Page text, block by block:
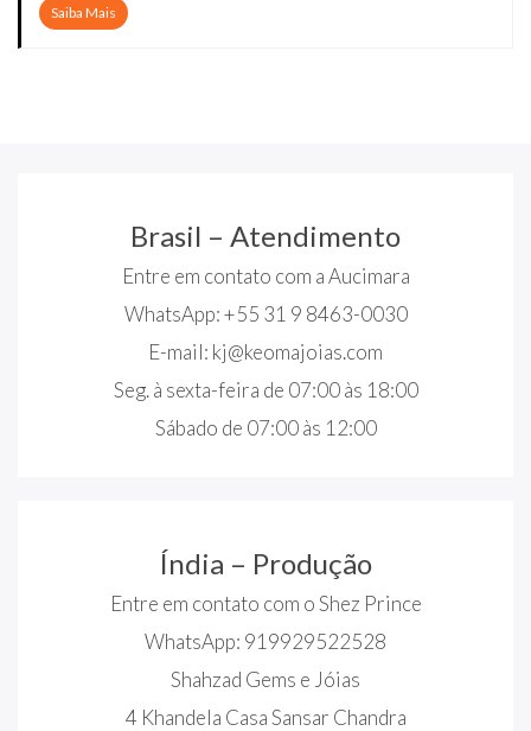
Saiba Mais
Brasil – Atendimento
Entre em contato com a Aucimara
WhatsApp: +55 31 9 8463-0030
E-mail: kj@keomajoias.com
Seg. à sexta-feira de 07:00 às 18:00
Sábado de 07:00 às 12:00
Índia – Produção
Entre em contato com o Shez Prince
WhatsApp: 919929522528
Shahzad Gems e Jóias
4 Khandela Casa Sansar Chandra